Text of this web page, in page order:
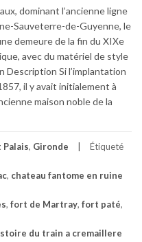
dominant l’ancienne ligne
Sauveterre-de-Guyenne, le
demeure de la fin du XIXe
avec du matériel de style
Description Si l’implantation
il y avait initialement à
maison noble de la
Palais, Gironde Étiqueté
, chateau fantome en ruine
, fort de Martray, fort paté,
du train a cremaillere